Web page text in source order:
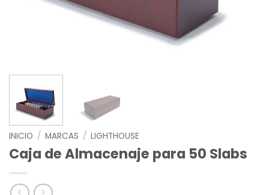
INICIO / MARCAS / LIGHTHOUSE
Caja de Almacenaje para 50 Slabs